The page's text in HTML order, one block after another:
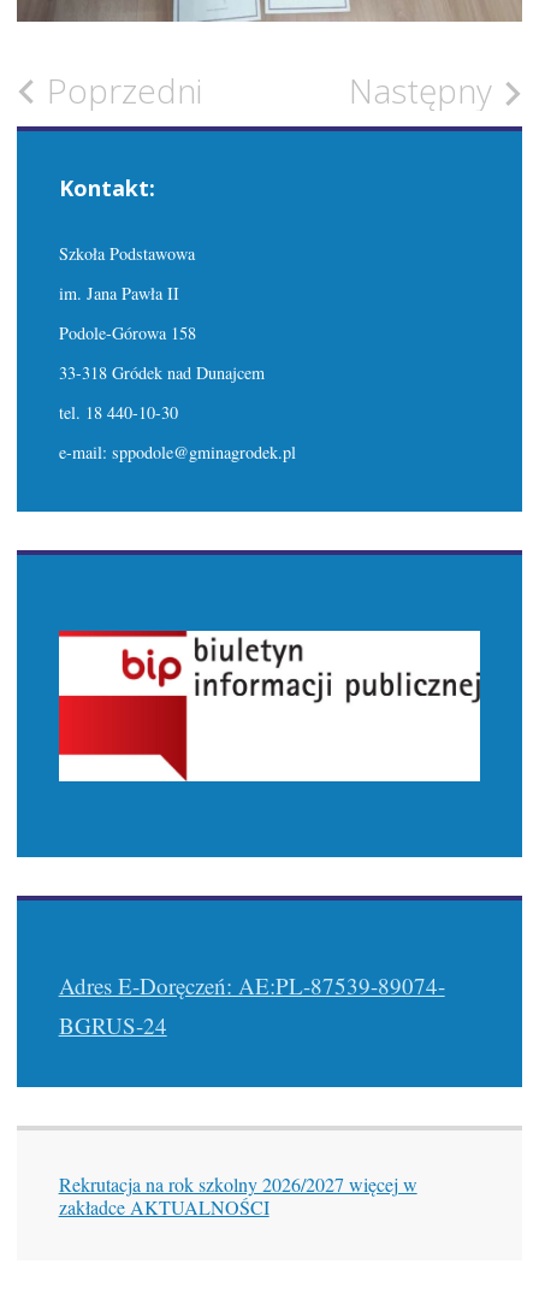
Zobacz
wpisy
Poprzedni Następny
Kontakt:
Szkoła Podstawowa
im. Jana Pawła II
Podole-Górowa 158
33-318 Gródek nad Dunajcem
tel. 18 440-10-30
e-mail: sppodole@gminagrodek.pl
Adres E-Doręczeń: AE:PL-87539-89074-
BGRUS-24
Rekrutacja na rok szkolny 2026/2027 więcej w
zakładce AKTUALNOŚCI